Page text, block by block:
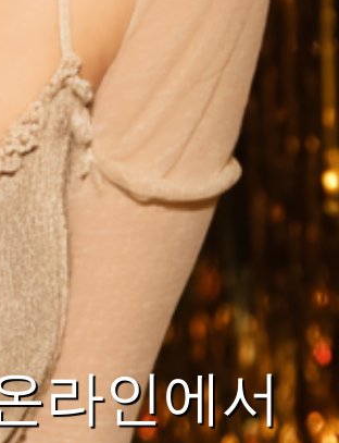
라인에서